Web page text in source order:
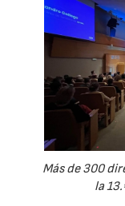
Más de 300
la